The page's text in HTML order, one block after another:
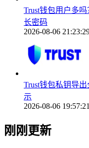
Trust钱包用户多
长密码
2026-08-06
Trust钱包私钥导
示
2026-08-06 19:57:21
刚刚更新